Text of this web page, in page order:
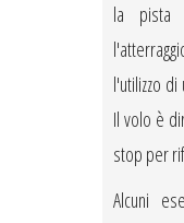
la pista
l'utilizzo
Il volo è
stop per
Alcuni